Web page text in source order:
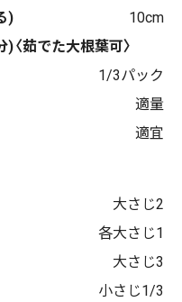
)
10cm
茹でた大根葉可〉
1/3パック
適量
適宜
大さじ2
各大さじ1
大さじ3
小さじ1/3